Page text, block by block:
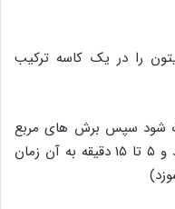
را در یک کاسه ترکیب
شود سپس برش های مربع
ای بزنید.برش ها درون سینی فر بچینید و ۵ تا ۱۵ دقیقه به آن زمان